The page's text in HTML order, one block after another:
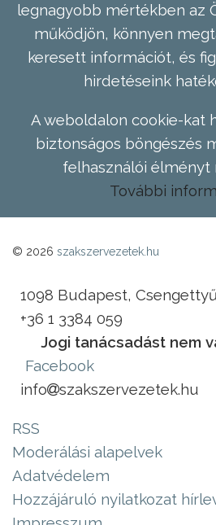
legnagyobb mértékben az
működjön, könnyen
keresett információt, és
hirdetéseink
A weboldalon cookie-kat
biztonságos böngészés
felhasználói élményt
További
© 2026 szakszervezetek.hu
1098 Budapest, Csengettyű
+36 1 3384 059
Jogi tanácsadást nem
Facebook
info
szakszervezetek.hu
RSS
Moderálási alapelvek
Adatvédelem
Hozzájáruló nyilatkozat